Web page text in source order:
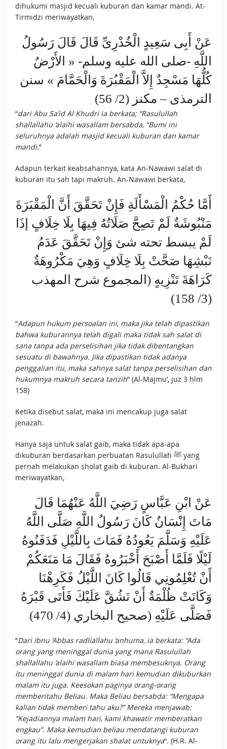
dihukumi masjid kecuali kuburan dan kamar mandi. At-
Tirmidzi meriwayatkan,
عَنْ أَبِى سَعِيدٍ الْخُدْرِىِّ قَالَ قَالَ رَسُولُ
اللَّهِ -صلى الله عليه وسلم- « الأَرْضُ
كُلُّهَا مَسْجِدٌ إِلاَّ الْمَقْبُرَةَ وَالْحَمَّامَ » سنن
الترمذى – مكنز (2/ 56)
“dari Abu Sa’id Al Khudri ia berkata; “Rasulullah
shallallahu ‘alaihi wasallam bersabda, “Bumi ini
seluruhnya adalah masjid kecuali kuburan dan kamar
mandi.”
Adapun terkait keabsahannya, kata An-Nawawi salat di
kuburan itu sah tapi makruh. An-Nawawi berkata,
أَمَّا حُكْمُ الْمَسْأَلَةِ فَإِنْ تَحَقَّقَ أَنَّ الْمَقْبَرَةَ
مَنْبُوشَةٌ لَمْ تَصِحَّ صَلَاتُهُ فِيهَا بِلَا خِلَافٍ إذَا
لَمْ يبسط تحته شئ وَإِنْ تَحَقَّقَ عَدَمُ
نَبْشِهَا صَحَّتْ بِلَا خِلَافٍ وَهِيَ مَكْرُوهَةٌ
كَرَاهَةَ تَنْزِيهٍ (المجموع شرح المهذب
(3/ 158)
“Adapun hukum persoalan ini, maka jika telah dipastikan
bahwa kuburannya telah digali maka tidak sah salat di
sana tanpa ada perselisihan jika tidak dibentangkan
sesuatu di bawahnya. Jika dipastikan tidak adanya
penggalian itu, maka sahnya salat tanpa perselisihan dan
hukumnya makruh secara tanzih” (Al-Majmu’, juz 3 hlm
158)
Ketika disebut salat, maka ini mencakup juga salat
jenazah.
Hanya saja untuk salat gaib, maka tidak apa-apa
dikuburan berdasarkan perbuatan Rasulullah ﷺ yang
pernah melakukan sholat gaib di kuburan. Al-Bukhari
meriwayatkan,
عَنْ ابْنِ عَبَّاسٍ رَضِيَ اللَّهُ عَنْهُمَا قَالَ
مَاتَ إِنْسَانٌ كَانَ رَسُولُ اللَّهِ صَلَّى اللَّهُ
عَلَيْهِ وَسَلَّمَ يَعُودُهُ فَمَاتَ بِاللَّيْلِ فَدَفَنُوهُ
لَيْلًا فَلَمَّا أَصْبَحَ أَخْبَرُوهُ فَقَالَ مَا مَنَعَكُمْ
أَنْ تُعْلِمُونِي قَالُوا كَانَ اللَّيْلُ فَكَرِهْنَا
وَكَانَتْ ظُلْمَةٌ أَنْ نَشُقَّ عَلَيْكَ فَأَتَى قَبْرَهُ
فَصَلَّى عَلَيْهِ (صحيح البخاري (4/ 470)
“Dari Ibnu ‘Abbas radliallahu ‘anhuma, ia berkata: “Ada
orang yang meninggal dunia yang mana Rasulullah
shallallahu ‘alaihi wasallam biasa membesuknya. Orang
itu meninggal dunia di malam hari kemudian dikuburkan
malam itu juga. Keesokan paginya orang-orang
memberitahu Beliau. Maka Beliau bersabda: “Mengapa
kalian tidak memberi tahu aku?” Mereka menjawab:
“Kejadiannya malam hari, kami khawatir memberatkan
engkau”. Maka kemudian beliau mendatangi kuburan
orang itu lalu mengerjakan shalat untuknya“. (H.R. Al-